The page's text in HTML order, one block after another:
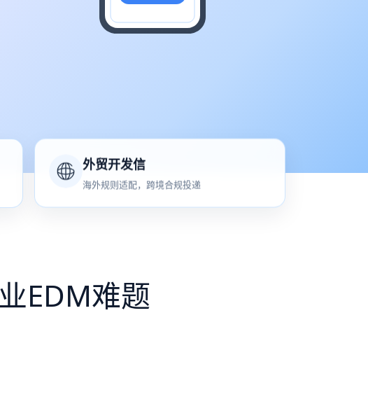
外贸开发信
海外规则适配，跨境合规投递
EDM难题